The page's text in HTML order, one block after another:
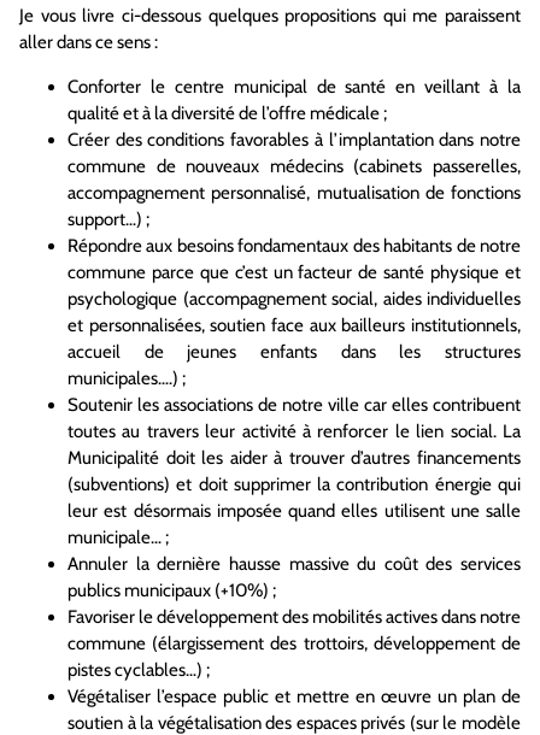
Je vous livre ci-dessous quelques propositions qui me paraissent
aller dans ce sens :
Conforter le centre municipal de santé en veillant à la
qualité et à la diversité de l’offre médicale ;
Créer des conditions favorables à l’implantation dans notre
commune de nouveaux médecins (cabinets passerelles,
accompagnement personnalisé, mutualisation de fonctions
support…) ;
Répondre aux besoins fondamentaux des habitants de notre
commune parce que c’est un facteur de santé physique et
psychologique (accompagnement social, aides individuelles
et personnalisées, soutien face aux bailleurs institutionnels,
accueil de jeunes enfants dans les structures
municipales….) ;
Soutenir les associations de notre ville car elles contribuent
toutes au travers leur activité à renforcer le lien social. La
Municipalité doit les aider à trouver d’autres financements
(subventions) et doit supprimer la contribution énergie qui
leur est désormais imposée quand elles utilisent une salle
municipale… ;
Annuler la dernière hausse massive du coût des services
publics municipaux (+10%) ;
Favoriser le développement des mobilités actives dans notre
commune (élargissement des trottoirs, développement de
pistes cyclables…) ;
Végétaliser l’espace public et mettre en œuvre un plan de
soutien à la végétalisation des espaces privés (sur le modèle